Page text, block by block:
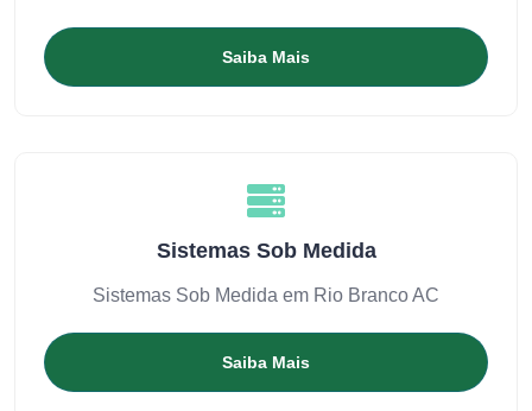
Saiba Mais
Sistemas Sob Medida
Sistemas Sob Medida em Rio Branco AC
Saiba Mais